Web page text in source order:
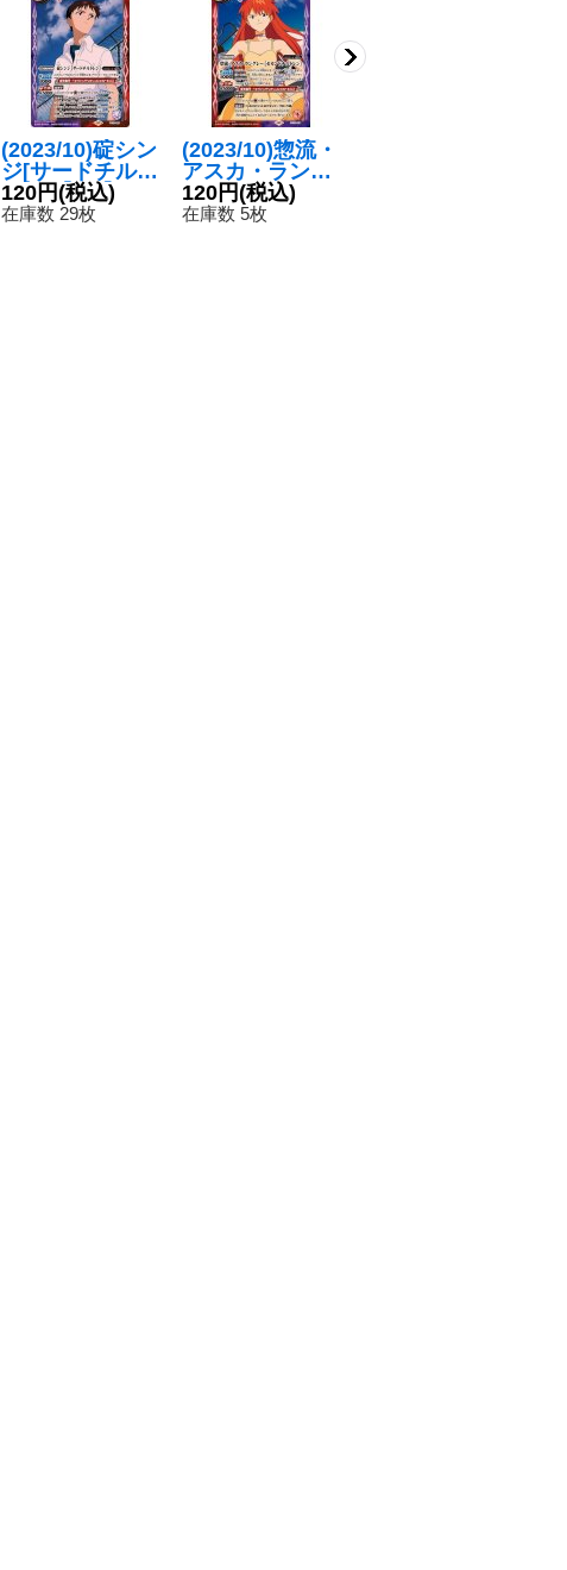
(2023/10)碇シン
ジ[サードチルド
レン]【PC】{P
C12-003}《多》
120円(税込)
在庫数 29枚
(2023/10)惣流・
アスカ・ラング
レー[セカンドチ
ルドレン]【P
120円(税込)
在庫数 5枚